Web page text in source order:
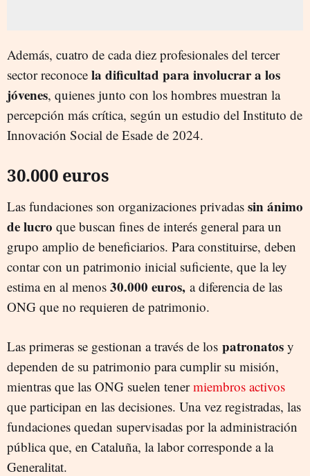
Además, cuatro de cada diez profesionales del tercer
sector reconoce la dificultad para involucrar a los
jóvenes, quienes junto con los hombres muestran la
percepción más crítica, según un estudio del Instituto de
Innovación Social de Esade de 2024.
30.000 euros
Las fundaciones son organizaciones privadas sin ánimo
de lucro que buscan fines de interés general para un
grupo amplio de beneficiarios. Para constituirse, deben
contar con un patrimonio inicial suficiente, que la ley
estima en al menos 30.000 euros, a diferencia de las
ONG que no requieren de patrimonio.
Las primeras se gestionan a través de los patronatos y
dependen de su patrimonio para cumplir su misión,
mientras que las ONG suelen tenermiembros activos
que participan en las decisiones. Una vez registradas, las
fundaciones quedan supervisadas por la administración
pública que, en Cataluña, la labor corresponde a la
Generalitat.